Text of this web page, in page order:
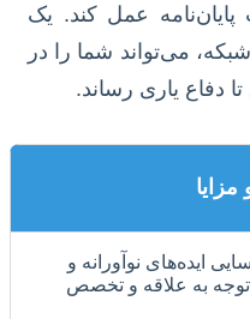
پایان‌نامه عمل کند. یک
می‌تواند شما را در
دفاع یاری رساند.
ایده‌های نوآورانه و
توجه به علاقه و تخصص